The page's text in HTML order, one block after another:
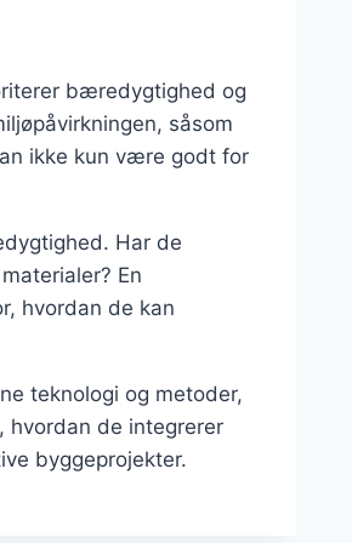
bæredygtighed og
såsom
ikke kun være godt for
Har de
En
hvordan de kan
teknologi og metoder,
hvordan de integrerer
byggeprojekter.